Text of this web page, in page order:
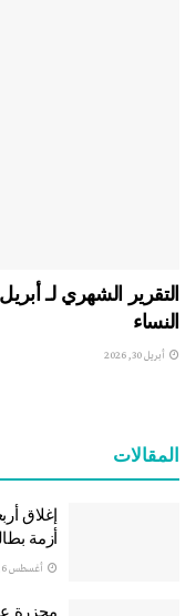
النساء
أبريل 30, 2026
المقالات
إغلاق
أزمة
أغسطس 6, 2026